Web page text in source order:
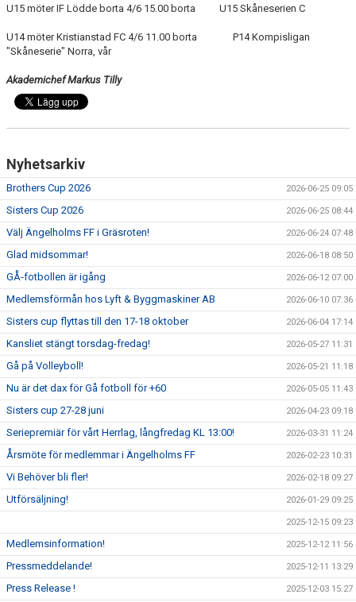
U15 möter IF Lödde borta 4/6 15.00 borta U15 Skåneserien C
U14 möter Kristianstad FC 4/6 11.00 borta P14 Kompisligan
"Skåneserie" Norra, vår
Akademichef Markus Tilly
Nyhetsarkiv
Brothers Cup 2026 2026-06-25 09:05
Sisters Cup 2026 2026-06-25 08:44
Välj Ängelholms FF i Gräsroten! 2026-06-24 07:48
Glad midsommar! 2026-06-18 08:50
GÅ-fotbollen är igång 2026-06-12 07:00
Medlemsförmån hos Lyft & Byggmaskiner AB 2026-06-10 07:36
Sisters cup flyttas till den 17-18 oktober 2026-06-04 17:14
Kansliet stängt torsdag-fredag! 2026-05-27 11:31
Gå på Volleyboll! 2026-05-21 11:18
Nu är det dax för Gå fotboll för +60 2026-05-05 11:43
Sisters cup 27-28 juni 2026-04-23 09:18
Seriepremiär för vårt Herrlag, långfredag KL 13:00! 2026-03-31 11:24
Årsmöte för medlemmar i Ängelholms FF 2026-02-23 10:31
Vi Behöver bli fler! 2026-02-18 09:27
Utförsäljning! 2026-01-29 09:25
2025-12-15 09:23
Medlemsinformation! 2025-12-12 11:56
Pressmeddelande! 2025-12-11 13:29
Press Release ! 2025-12-03 15:27